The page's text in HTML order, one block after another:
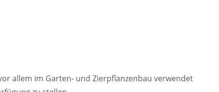
allem im Garten- und Zierpflanzenbau verwendet